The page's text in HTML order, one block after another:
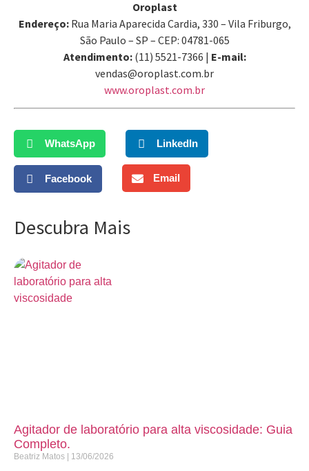
Oroplast
Endereço:Rua Maria Aparecida Cardia, 330 – Vila Friburgo,
São Paulo – SP – CEP: 04781-065
Atendimento:(11) 5521-7366 | E-mail:
vendas@oroplast.com.br
www.oroplast.com.br
WhatsApp LinkedIn
Facebook Email
Descubra Mais
Agitador de laboratório para alta viscosidade: Guia
Completo.
Beatriz Matos 13/06/2026